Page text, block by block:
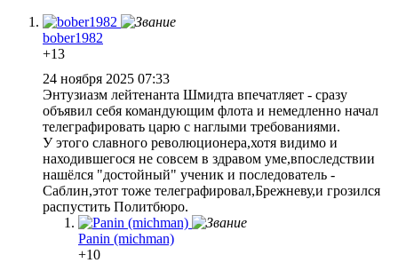
bober1982
+13
24 ноября 2025 07:33
Энтузиазм лейтенанта Шмидта впечатляет - сразу
объявил себя командующим флота и немедленно начал
телеграфировать царю с наглыми требованиями.
У этого славного революционера,хотя видимо и
находившегося не совсем в здравом уме,впоследствии
нашёлся "достойный" ученик и последователь -
Саблин,этот тоже телеграфировал,Брежневу,и грозился
распустить Политбюро.
Panin (michman)
+10